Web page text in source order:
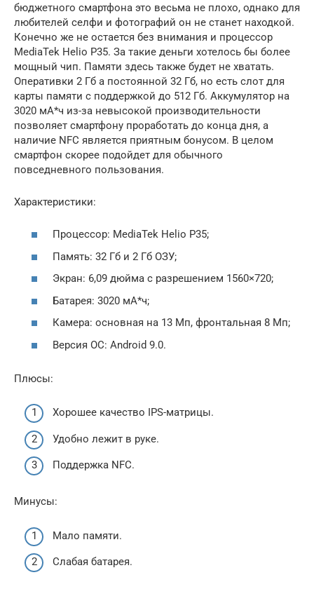
бюджетного смартфона это весьма не плохо, однако для
любителей селфи и фотографий он не станет находкой.
Конечно же не остается без внимания и процессор
MediaTek Helio P35. За такие деньги хотелось бы более
мощный чип. Памяти здесь также будет не хватать.
Оперативки 2 Гб а постоянной 32 Гб, но есть слот для
карты памяти с поддержкой до 512 Гб. Аккумулятор на
3020 мА*ч из-за невысокой производительности
позволяет смартфону проработать до конца дня, а
наличие NFC является приятным бонусом. В целом
смартфон скорее подойдет для обычного
повседневного пользования.
Характеристики:
Процессор: MediaTek Helio P35;
Память: 32 Гб и 2 Гб ОЗУ;
Экран: 6,09 дюйма с разрешением 1560×720;
Батарея: 3020 мА*ч;
Камера: основная на 13 Мп, фронтальная 8 Мп;
Версия ОС: Android 9.0.
Плюсы:
Хорошее качество IPS-матрицы.
Удобно лежит в руке.
Поддержка NFC.
Минусы:
Мало памяти.
Слабая батарея.